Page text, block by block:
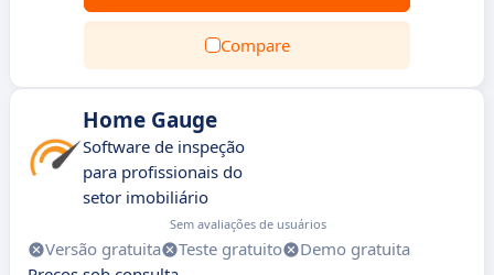
Compare
Home Gauge
Software de inspeção
para profissionais do
setor imobiliário
Sem avaliações de usuários
Versão gratuita Teste gratuito
Demo gratuita